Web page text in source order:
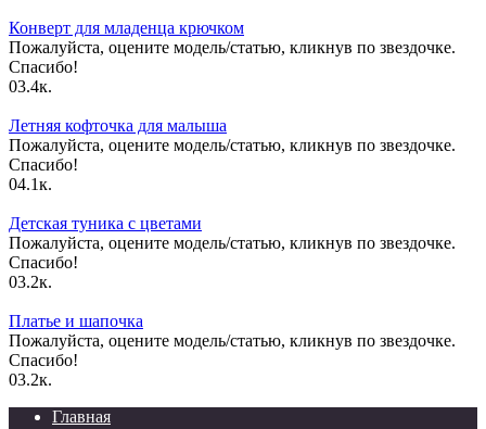
Конверт для младенца крючком
Пожалуйста, оцените модель/статью, кликнув по звездочке.
Спасибо!
03.4к.
Летняя кофточка для малыша
Пожалуйста, оцените модель/статью, кликнув по звездочке.
Спасибо!
04.1к.
Детская туника с цветами
Пожалуйста, оцените модель/статью, кликнув по звездочке.
Спасибо!
03.2к.
Платье и шапочка
Пожалуйста, оцените модель/статью, кликнув по звездочке.
Спасибо!
03.2к.
Главная